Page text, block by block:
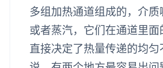
多组加热通道组成的，介
或者蒸汽，它们在通道里
直接决定了热量传递的均